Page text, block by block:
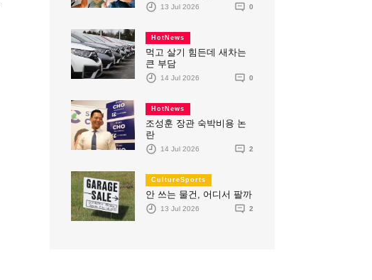
13 Jul 2026 0
HotNews
먹고 살기 힘든데 새차는
큰 부담
14 Jul 2026 0
HotNews
조성훈 장관 숙박비용 논
란
14 Jul 2026 2
CultureSports
안 쓰는 물건, 어디서 팔까
13 Jul 2026 2